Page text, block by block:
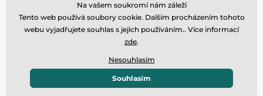
Na pečlivé zabalení klademe
maximální důraz
© 2026 www.eandilek.cz ⦁ E-shop vytvořila
Na vašem soukromí nám záleží
Tento web používá soubory cookie. Dalším procházením tohoto
webu vyjadřujete souhlas s jejich používáním.. Více informací
zde.
Nesouhlasím
Souhlasím